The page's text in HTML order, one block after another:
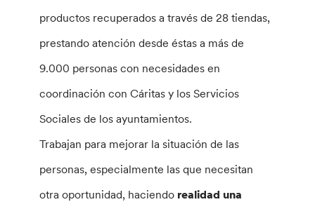
productos recuperados a través de 28 tiendas,
prestando atención desde éstas a más de
9.000 personas con necesidades en
coordinación con Cáritas y los Servicios
Sociales de los ayuntamientos.
Trabajan para mejorar la situación de las
personas, especialmente las que necesitan
otra oportunidad, haciendo realidad una